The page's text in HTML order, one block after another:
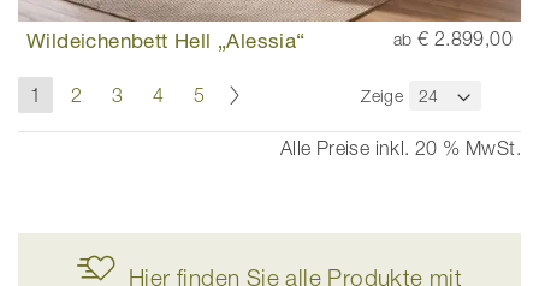
Wildeichenbett Hell „Alessia“ ab € 2.899,00
Seite
Sie
lesen
gerade
1 Seite
2 Seite
3 Seite
4 Seite
5 Zeige
Alle Preise inkl. 20 % MwSt.
Hier finden Sie alle Produkte mit